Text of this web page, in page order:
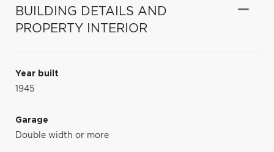
BUILDING DETAILS AND
PROPERTY INTERIOR
Year built
1945
Garage
Double width or more